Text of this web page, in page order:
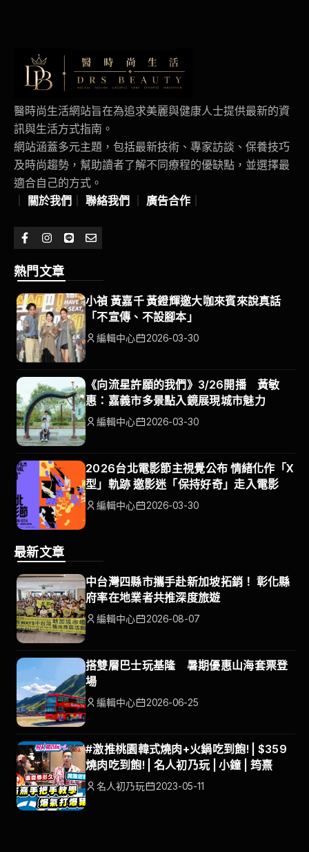
醫時尚生活網站旨在為追求美麗與健康人士提供最新的資
訊與生活方式指南。
網站涵蓋多元主題，包括最新技術、專家訪談、保養技巧
及時尚趨勢，幫助讀者了解不同療程的優缺點，並選擇最
適合自己的方式。
關於我們 聯絡我們 廣告合作
熱門文章
小禎 黃嘉千 黃鐙輝邀大咖來賓來說真話
「不宣傳、不設腳本」
編輯中心 2026-03-30
《向流星許願的我們》3/26開播 黃敏
惠：嘉義市多景點入鏡展現城市魅力
編輯中心 2026-03-30
2026台北電影節主視覺公布 情緒化作「X
型」軌跡 邀影迷「保持好奇」走入電影
編輯中心 2026-03-30
最新文章
中台灣四縣市攜手赴新加坡拓銷！ 彰化縣
府率在地業者共推深度旅遊
編輯中心 2026-08-07
搭雙層巴士玩基隆 暑期優惠山海套票登
場
編輯中心 2026-06-25
#激推桃園韓式燒肉+火鍋吃到飽! | $359
燒肉吃到飽! | 名人初乃玩 | 小鐘 | 筠熹
名人初乃玩 2023-05-11